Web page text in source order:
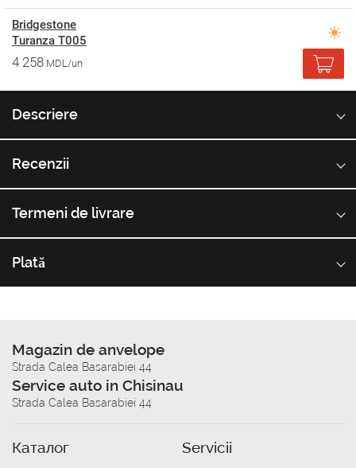
Bridgestone
Turanza T005
4 258 MDL/un
Descriere
Recenzii
Termeni de livrare
Plată
Magazin de anvelope
Strada Calea Basarabiei 44
Service auto in Chisinau
Strada Calea Basarabiei 44
Каталог Servicii